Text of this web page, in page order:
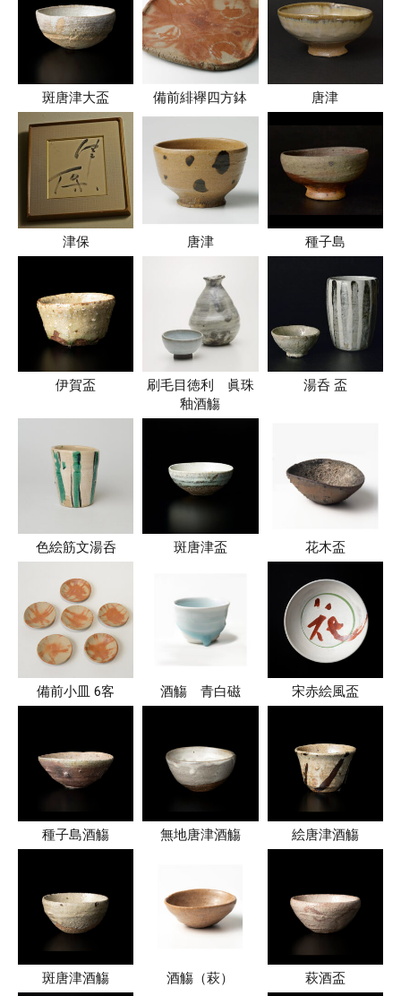
斑唐津大盃 備前緋襷四方鉢 唐津
津保 唐津 種子島
伊賀盃
刷毛目徳利 眞珠
釉酒觴
湯呑 盃
色絵筋文湯呑 斑唐津盃 花木盃
備前小皿 6客 酒觴 青白磁 宋赤絵風盃
種子島酒觴 無地唐津酒觴 絵唐津酒觴
斑唐津酒觴 酒觴（萩） 萩酒盃